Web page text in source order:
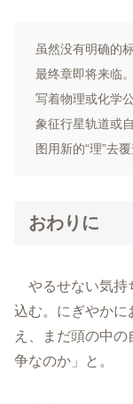
虽然没有明确的
最终章即将来临
写着物理或化学
象征行星轨道或
图用新的“理”去
おわりに
やるせない気持
込む。にぎやかに
え、まだ頭の中
争なのか」と。